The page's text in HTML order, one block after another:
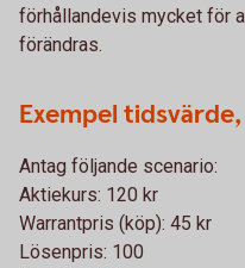
förhållandevis mycket för
förändras.
Exempel
Antag följande scenario:
Aktiekurs: 120 kr
Warrantpris (köp): 45 kr
Lösenpris: 100